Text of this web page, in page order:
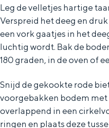
Leg de velletjes hartige
Verspreid het deeg en
een vork gaatjes in het
luchtig wordt. Bak de
180 graden, in de oven of
Snijd de gekookte rode
voorgebakken bodem met
overlappend in een
ringen en plaats deze